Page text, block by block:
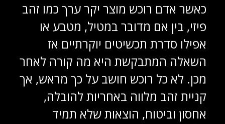
כאשר אדם רוכש מוצר יקר ערך כמו זהב
פיזי, בין אם מדובר במטיל, מטבע או
אפילו סדרת תכשיטים יוקרתיים אז
השאלה המתבקשת היא מה קורה לאחר
מכן. לא כל רוכש חושב על כך מראש, אך
קניית זהב מלווה באחריות להובלה,
אחסון וביטוח, הוצאות שלא תמיד